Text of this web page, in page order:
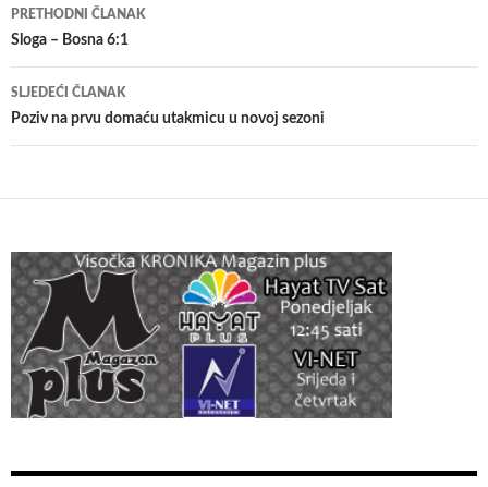
članaka
PRETHODNI ČLANAK
Sloga – Bosna 6:1
SLJEDEĆI ČLANAK
Poziv na prvu domaću utakmicu u novoj sezoni